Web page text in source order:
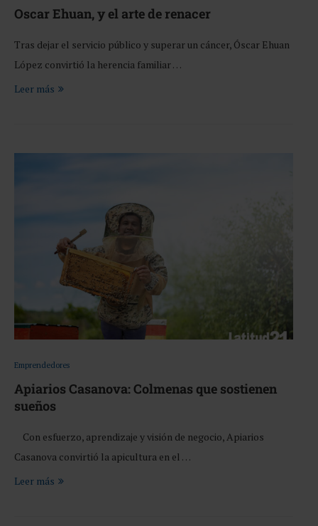
Oscar Ehuan, y el arte de renacer
Tras dejar el servicio público y superar un cáncer, Óscar Ehuan
López convirtió la herencia familiar …
Leer más
Emprendedores
Apiarios Casanova: Colmenas que sostienen
sueños
Con esfuerzo, aprendizaje y visión de negocio, Apiarios
Casanova convirtió la apicultura en el …
Leer más